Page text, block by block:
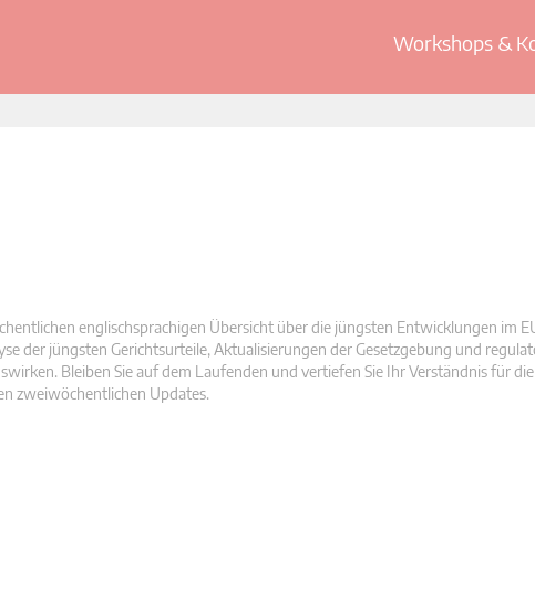
Workshops &
englischsprachigen Übersicht über die jüngsten Entwicklungen im
der jüngsten Gerichtsurteile, Aktualisierungen der Gesetzgebung und
Bleiben Sie auf dem Laufenden und vertiefen Sie Ihr Verständnis für die
zweiwöchentlichen Updates.